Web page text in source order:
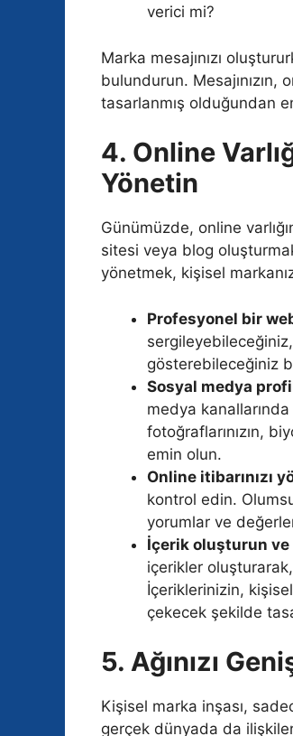
verici mi?
Marka mesajınızı
bulundurun.
tasarlanmış olduğundan
4. Online
Yönetin
Günümüzde, online
sitesi veya blog
yönetmek, kişisel
Profesyonel bir
gösterebileceğiniz
Sosyal medya
medya
fotoğraflarınızın,
emin olun.
Online itibarınızı
kontrol edin.
yorumlar ve
İçerik oluşturun ve
içerikler
İçeriklerinizin,
çekecek şekilde
5. Ağınızı
Kişisel marka inşası,
gerçek dünyada da